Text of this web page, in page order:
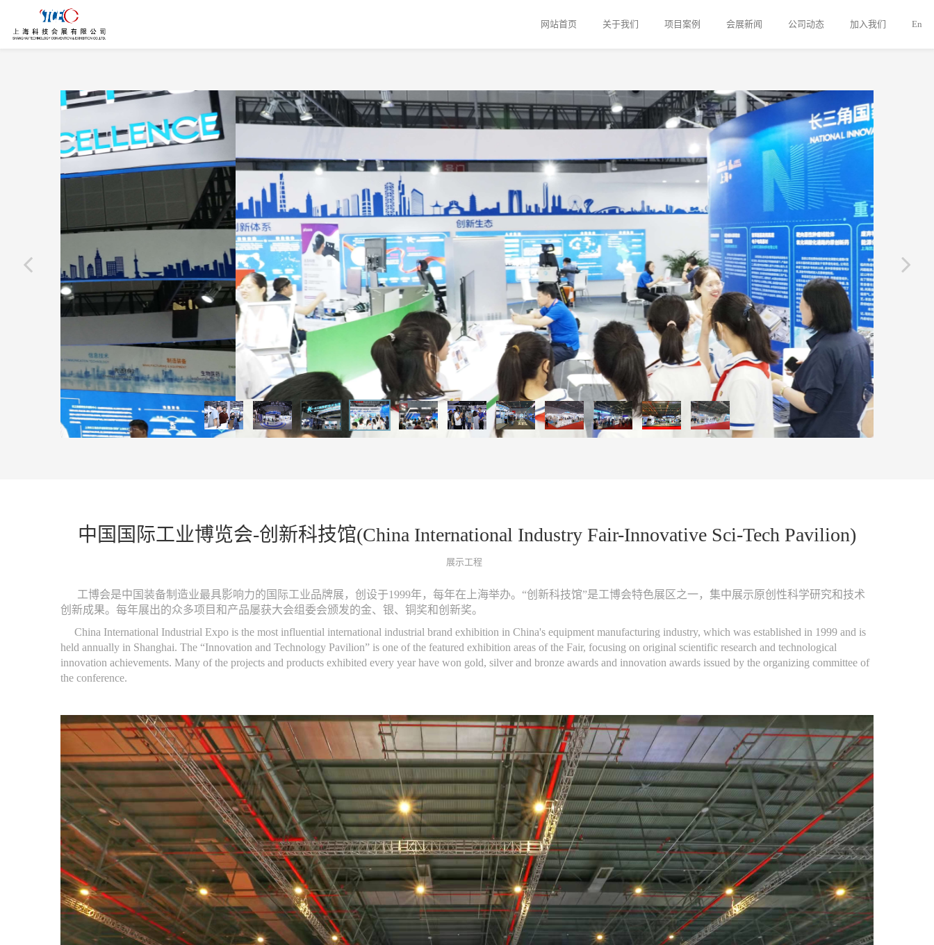
网站首页 关于我们 项目案例 会展新闻 公司动态 加入我们 En
中国国际工业博览会-创新科技馆(China International Industry Fair-Innovative Sci-Tech Pavilion)
展示工程
工博会是中国装备制造业最具影响力的国际工业品牌展，创设于1999年，每年在上海举办。“创新科技馆”是工博会特色展区之一，集中展示原创性科学研究和技术
创新成果。每年展出的众多项目和产品屡获大会组委会颁发的金、银、铜奖和创新奖。
China International Industrial Expo is the most influential international industrial brand exhibition in China's equipment manufacturing industry, which was established in 1999 and is
held annually in Shanghai. The “Innovation and Technology Pavilion” is one of the featured exhibition areas of the Fair, focusing on original scientific research and technological
innovation achievements. Many of the projects and products exhibited every year have won gold, silver and bronze awards and innovation awards issued by the organizing committee of
the conference.